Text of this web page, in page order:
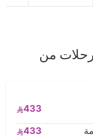
من
433
433